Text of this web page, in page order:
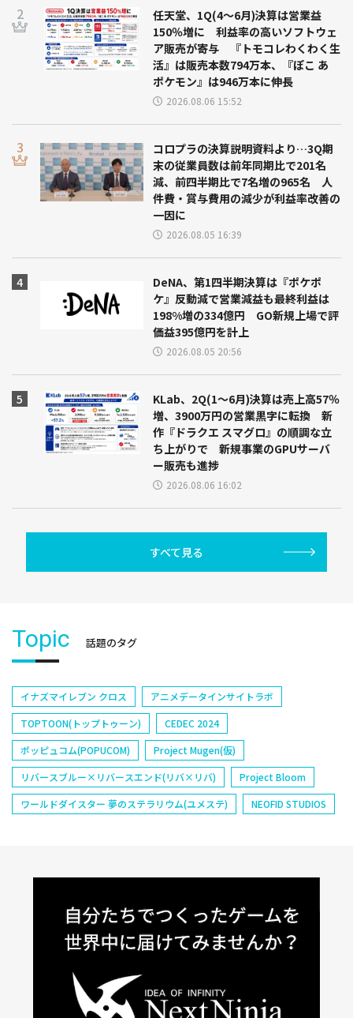
任天堂、1Q(4～6月)決算は営業益
150％増に 利益率の高いソフトウェ
ア販売が寄与 『トモコレわくわく生
活』は販売本数794万本、『ぽこ あ
ポケモン』は946万本に伸長
2026.08.06 15:52
コロプラの決算説明資料より…3Q期
末の従業員数は前年同期比で201名
減、前四半期比で7名増の965名 人
件費・賞与費用の減少が利益率改善の
一因に
2026.08.05 16:39
DeNA、第1四半期決算は『ポケポ
ケ』反動減で営業減益も最終利益は
198%増の334億円 GO新規上場で評
価益395億円を計上
2026.08.05 20:56
KLab、2Q(1～6月)決算は売上高57％
増、3900万円の営業黒字に転換 新
作『ドラクエ スマグロ』の順調な立
ち上がりで 新規事業のGPUサーバ
ー販売も進捗
2026.08.06 16:02
すべて見る
Topic 話題のタグ
イナズマイレブン クロス
アニメデータインサイトラボ
TOPTOON(トップトゥーン)
CEDEC 2024
ポッピュコム(POPUCOM)
Project Mugen(仮)
リバースブルー×リバースエンド(リバ×リバ)
Project Bloom
ワールドダイスター 夢のステラリウム(ユメステ)
NEOFID STUDIOS